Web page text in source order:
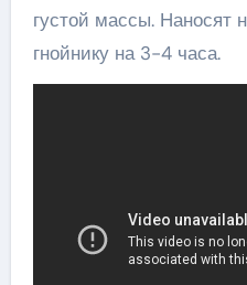
густой массы. Наносят
гнойнику на 3-4 часа.